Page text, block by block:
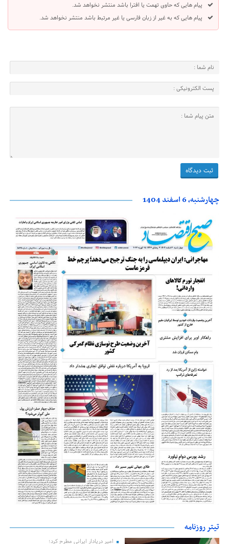
پیام هایی که حاوی تهمت یا افترا باشد منتشر نخواهد شد.
پیام هایی که به غیر از زبان فارسی یا غیر مرتبط باشد منتشر نخواهد شد.
چهارشنبه، 6 اسفند 1404
تیتر روزنامه
امیر دریادار ایرانی مطرح کرد؛